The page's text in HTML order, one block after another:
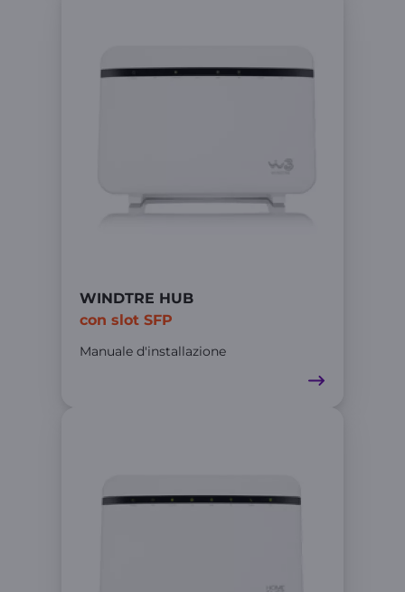
WINDTRE HUB
con slot SFP
Manuale d'installazione